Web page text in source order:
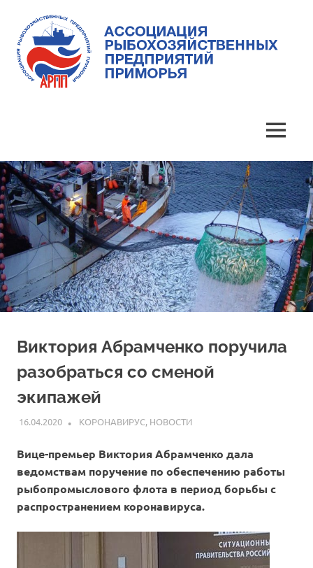
content
предприятий
Приморья
MENU
Виктория Абрамченко поручила
разобраться со сменой
экипажей
16.04.2020 ARPP
КОРОНАВИРУС, НОВОСТИ
Вице-премьер Виктория Абрамченко дала
ведомствам поручение по обеспечению работы
рыбопромыслового флота в период борьбы с
распространением коронавируса.